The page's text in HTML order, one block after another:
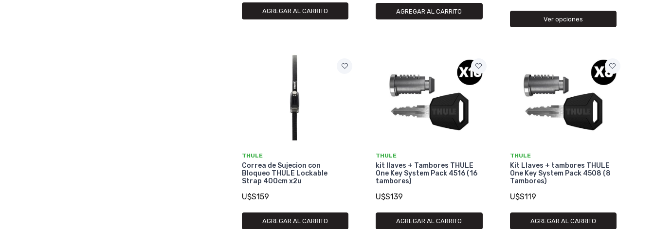
AGREGAR AL CARRITO AGREGAR AL CARRITO
Ver opciones
THULE
Correa de Sujecion con
Bloqueo THULE Lockable
Strap 400cm x2u
U$S159
AGREGAR AL CARRITO
THULE
kit llaves + Tambores THULE
One Key System Pack 4516 (16
tambores)
U$S139
AGREGAR AL CARRITO
THULE
Kit Llaves + tambores THULE
One Key System Pack 4508 (8
Tambores)
U$S119
AGREGAR AL CARRITO